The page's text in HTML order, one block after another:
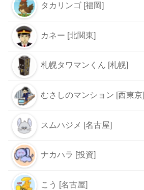
タカリンゴ [福岡]
カネー [北関東]
札幌タワマンくん [札幌]
むさしのマンション [西東京]
スムハジメ [名古屋]
ナカハラ [投資]
こう [名古屋]